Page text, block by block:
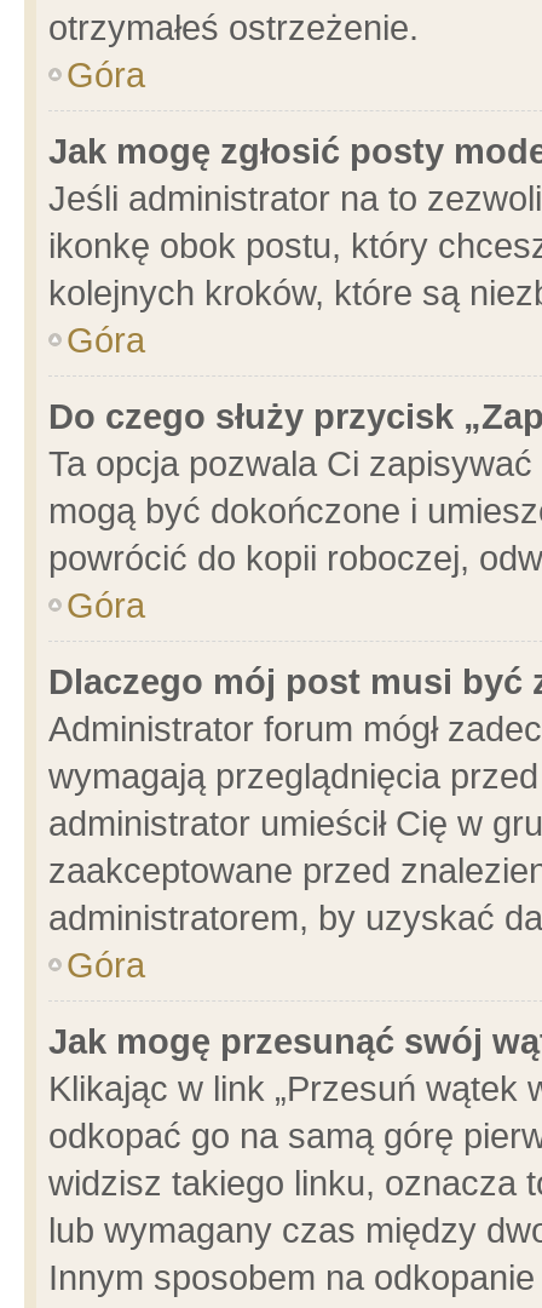
otrzymałeś ostrzeżenie.
Góra
Jak mogę zgłosić posty
Jeśli administrator na to
ikonkę obok postu, który
kolejnych kroków, które są
Góra
Do czego służy przycisk
Ta opcja pozwala Ci
mogą być dokończone i
powrócić do kopii roboczej,
Góra
Dlaczego mój post musi być
Administrator forum mógł
wymagają przeglądnięcia
administrator umieścił Cię w
zaakceptowane przed
administratorem, by uzyskać
Góra
Jak mogę przesunąć swój
Klikając w link „Przesuń wątek
odkopać go na samą górę
widzisz takiego linku, oznacza
lub wymagany czas między
Innym sposobem na